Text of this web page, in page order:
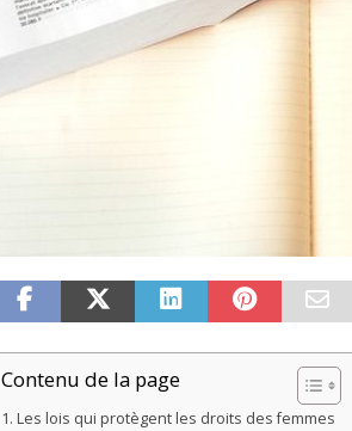
Contenu de la page
Les lois qui protègent les droits des femmes